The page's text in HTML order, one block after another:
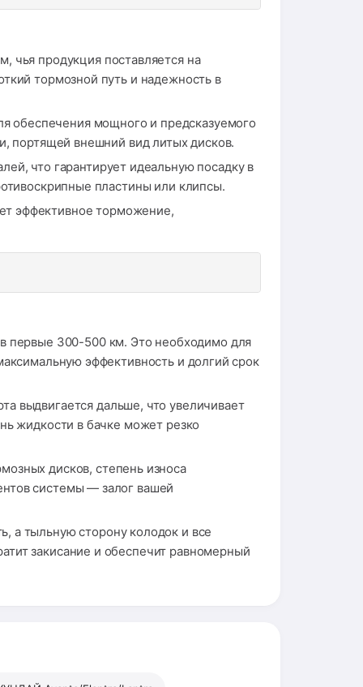
чья продукция поставляется на
тормозной путь и надежность в
обеспечения мощного и предсказуемого
портящей внешний вид литых дисков.
что гарантирует идеальную посадку в
пластины или клипсы.
эффективное торможение,
первые 300-500 км. Это необходимо для
эффективность и долгий срок
выдвигается дальше, что увеличивает
жидкости в бачке может резко
дисков, степень износа
системы — залог вашей
а тыльную сторону колодок и все
закисание и обеспечит равномерный